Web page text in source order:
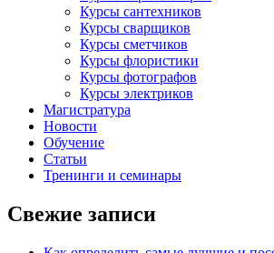
Курсы сантехников
Курсы сварщиков
Курсы сметчиков
Курсы флористики
Курсы фотографов
Курсы электриков
Магистратура
Новости
Обучение
Статьи
Тренинги и семинары
Свежие записи